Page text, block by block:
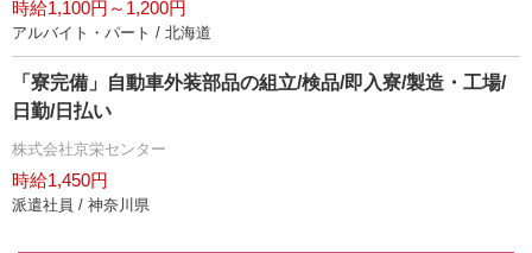
時給1,100円～1,200円
アルバイト・パート / 北海道
「寮完備」自動車外装部品の組立/検品/即入寮/製造・工場/
日勤/日払い
株式会社京栄センター
時給1,450円
派遣社員 / 神奈川県